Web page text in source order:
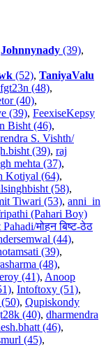
Johnnynady (39),
(52), TaniyaValu
(48),
(40),
(39), FeexiseKepsy
Bisht (46),
S. Vishth/
(39), raj
mehta (37),
Kotiyal (64),
(58),
Tiwari (53), anni_in
(Pahari Boy)
मोहन बिष्ट-ठेठ
(44),
(39),
(48),
(41), Anoop
, Intoftoxy (51),
, Qupiskondy
(40), dharmendra
(46),
(45),